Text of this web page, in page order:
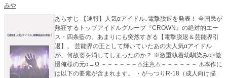
みや
あらすじ 【速報】人気αアイドル､電撃脱退を発表！ 全国民が
熱狂するトップアイドルグループ『CROWN』の絶対的エー
ス・四条藍の、あまりにも突然すぎる【電撃脱退＆芸能界引
退】。 芸能界の王として輝いていたあの大人気αアイドル
が、何故姿を消してしまったのか？ ※激重執着幼馴染みα×傲
慢俺様の元α→Ω －－－－－－⚠️注意⚠️－－－－－－ ⚠️本作に
は以下の要素が含まれます。 ・がっつりR-18（成人向け描